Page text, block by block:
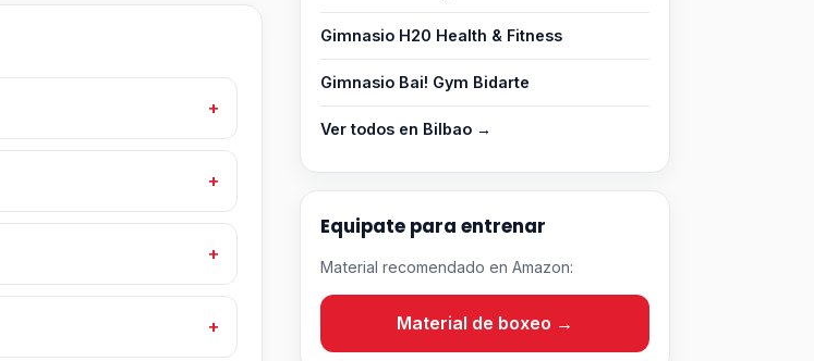
Gimnasio H20 Health & Fitness
Gimnasio Bai! Gym Bidarte
Ver todos en Bilbao →
Equipate para entrenar
Material recomendado en Amazon:
Material de boxeo →